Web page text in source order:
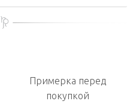
Примерка перед
покупкой